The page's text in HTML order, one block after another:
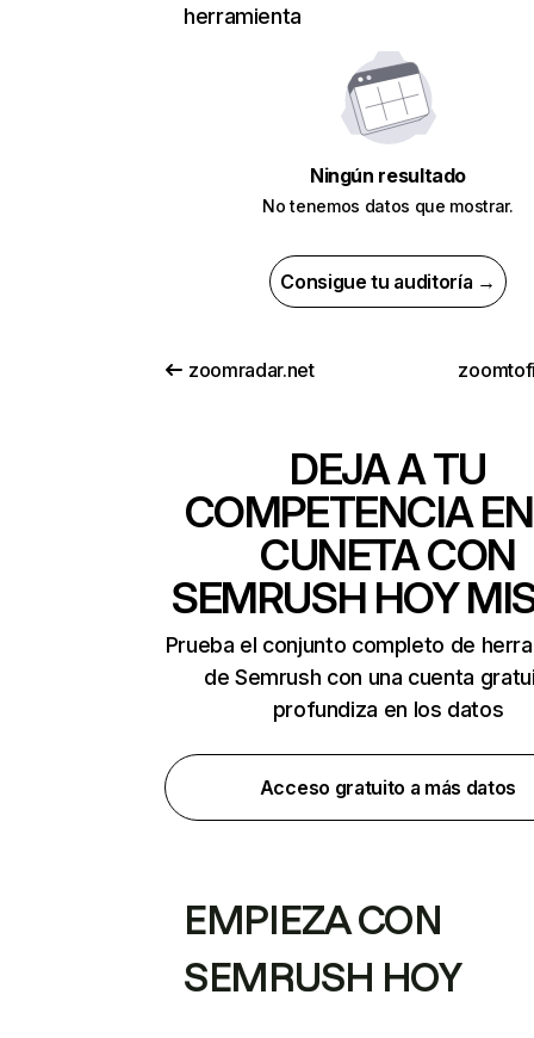
herramienta
Ningún resultado
No tenemos datos que mostrar.
Consigue tu auditoría →
zoomradar.net
DEJA A TU
COMPETENCIA
CUNETA CON
SEMRUSH HOY
Prueba el conjunto completo de
de Semrush con una cuenta
profundiza en los datos
Acceso gratuito a más datos
EMPIEZA CON
SEMRUSH HOY